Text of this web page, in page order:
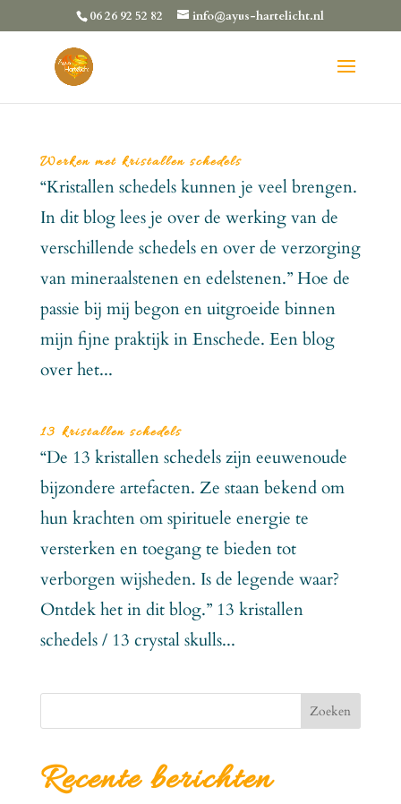
06 26 92 52 82 info@ayus-hartelicht.nl
Werken met kristallen schedels
“Kristallen schedels kunnen je veel brengen.
In dit blog lees je over de werking van de
verschillende schedels en over de verzorging
van mineraalstenen en edelstenen.” Hoe de
passie bij mij begon en uitgroeide binnen
mijn fijne praktijk in Enschede. Een blog
over het...
13 kristallen schedels
“De 13 kristallen schedels zijn eeuwenoude
bijzondere artefacten. Ze staan bekend om
hun krachten om spirituele energie te
versterken en toegang te bieden tot
verborgen wijsheden. Is de legende waar?
Ontdek het in dit blog.” 13 kristallen
schedels / 13 crystal skulls...
Zoeken
Recente berichten